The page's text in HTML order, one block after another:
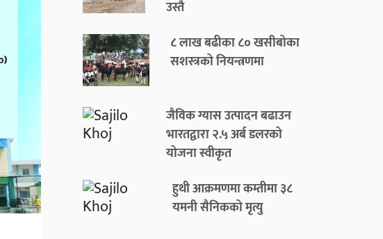
उस्तै
८ लाख बढीका ८० खसीबोका
सशस्त्रको नियन्त्रणमा
जैविक ग्यास उत्पादन बढाउन
भारतद्वारा २.५ अर्ब डलरको
योजना स्वीकृत
हुथी आक्रमणमा कम्तीमा ३८
यमनी सैनिकको मृत्यु